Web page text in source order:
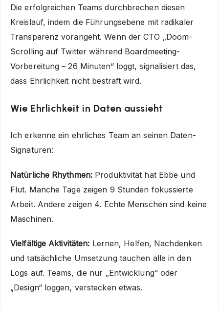
Die erfolgreichen Teams durchbrechen diesen
Kreislauf, indem die Führungsebene mit radikaler
Transparenz vorangeht. Wenn der CTO „Doom-
Scrolling auf Twitter während Boardmeeting-
Vorbereitung – 26 Minuten“ loggt, signalisiert das,
dass Ehrlichkeit nicht bestraft wird.
Wie Ehrlichkeit in Daten aussieht
Ich erkenne ein ehrliches Team an seinen Daten-
Signaturen:
Natürliche Rhythmen: Produktivität hat Ebbe und
Flut. Manche Tage zeigen 9 Stunden fokussierte
Arbeit. Andere zeigen 4. Echte Menschen sind keine
Maschinen.
Vielfältige Aktivitäten: Lernen, Helfen, Nachdenken
und tatsächliche Umsetzung tauchen alle in den
Logs auf. Teams, die nur „Entwicklung“ oder
„Design“ loggen, verstecken etwas.